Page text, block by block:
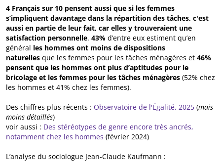
4 Français sur 10 pensent aussi que si les femmes
s’impliquent davantage dans la répartition des tâches, c'est
aussi en partie de leur fait, car elles y trouveraient une
satisfaction personnelle. 43% d’entre eux estiment qu’en
général les hommes ont moins de dispositions
naturelles que les femmes pour les tâches ménagères et 46%
pensent que les hommes ont plus d’aptitudes pour le
bricolage et les femmes pour les tâches ménagères (52% chez
les hommes et 41% chez les femmes).
Des chiffres plus récents : Observatoire de l'Égalité, 2025 (mais
moins détaillés)
voir aussi : Des stéréotypes de genre encore très ancrés,
notamment chez les hommes (février 2024)
L’analyse du sociologue Jean-Claude Kaufmann :